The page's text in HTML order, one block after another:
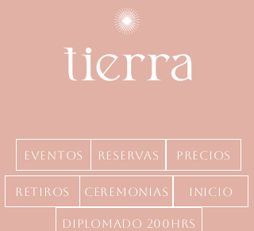
Reservas
Eventos precios
Ceremonias
Retiros inicio
Diplomado 200hrs